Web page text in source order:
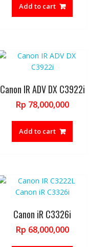
Add to cart
Canon IR ADV DX C3922i
Rp 78,000,000
Add to cart
Canon iR C3326i
Rp 68,000,000